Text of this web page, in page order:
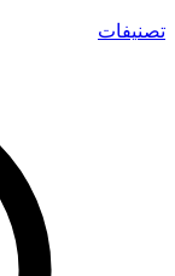
تصنيفات